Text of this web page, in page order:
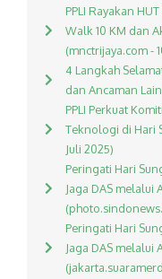
PPLI Rayakan
Walk 10 KM dan
(mnctrijaya.com -
4 Langkah
dan Ancaman
PPLI Perkuat
Teknologi di Hari
Juli 2025)
Peringati Hari
Jaga DAS melalui
Peringati Hari
Jaga DAS melalui